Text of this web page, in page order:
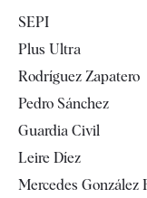
Televisión
SEPI
Plus Ultra
Rodríguez Zapatero
Pedro Sánchez
Guardia Civil
Leire Díez
Mercedes González